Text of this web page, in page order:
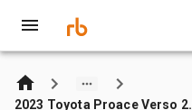
2023 Toyota Proace Verso